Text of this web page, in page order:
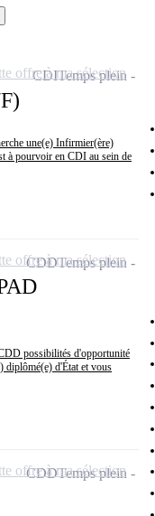
une(e) Infirmier(ère)
à pourvoir en CDI au sein de
CDITemps plein
offre à ma sélection
possibilités d'opportunité
diplômé(e) d'État et vous
CDDTemps plein
offre à ma sélection
CDDTemps plein
offre à ma sélection